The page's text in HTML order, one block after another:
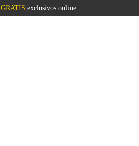
GRATIS exclusivos online